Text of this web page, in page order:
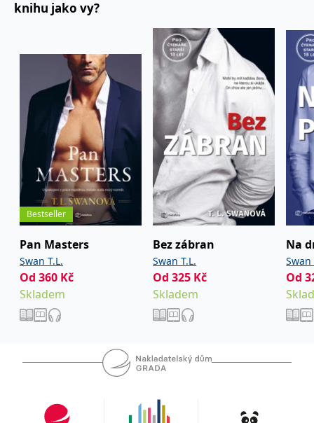
knihu jako vy?
Bestseller
Pan Masters
Swan T.L.
Od 360 Kč
Skladem
Bez zábran
Swan T.L.
Od325 Kč
Skladem
Na
Swan
Od